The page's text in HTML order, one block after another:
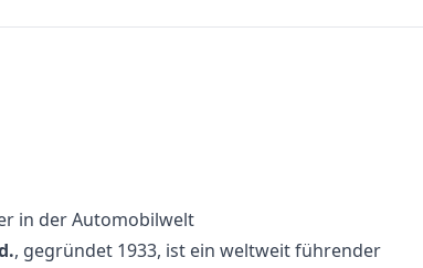
in der Automobilwelt
, gegründet 1933, ist ein weltweit führender